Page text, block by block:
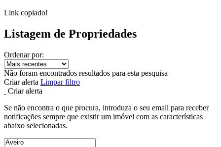
Link copiado!
Listagem de Propriedades
Ordenar por:
Não foram encontrados resultados para esta pesquisa
Criar alerta Limpar filtro
Criar alerta
Se não encontra o que procura, introduza o seu email para receber
notificações sempre que existir um imóvel com as características
abaixo selecionadas.